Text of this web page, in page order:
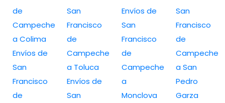
de
Campeche
a Colima
Envíos de
San
Francisco
de
San
Francisco
de
Campeche
a Toluca
Envíos de
San
Envíos de
San
Francisco
de
Campeche
a
Monclova
San
Francisco
de
Campeche
a San
Pedro
Garza